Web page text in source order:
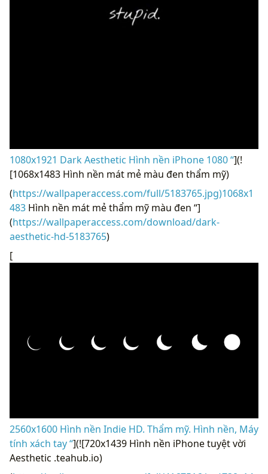
1080x1921 Dark Aesthetic Hình nền iPhone 1080 “](!
[1068x1483 Hình nền mát mẻ màu đen thẩm mỹ)
(https://wallpaperaccess.com/full/5183765.jpg)1068x1
483 Hình nền mát mẻ thẩm mỹ màu đen “]
(https://wallpaperaccess.com/download/dark-
aesthetic-hd-5183765)
[
2560x1600 Hình nền Indie HD. Thẩm mỹ. Hình nền, Máy
tính xách tay “](![720x1439 Hình nền iPhone tuyệt vời
Aesthetic .teahub.io)